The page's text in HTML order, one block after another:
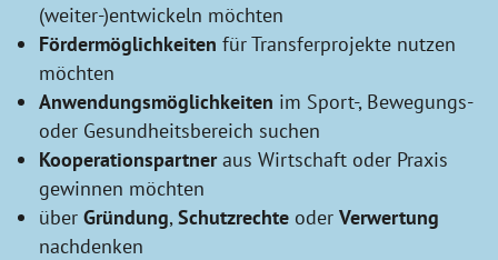
(weiter-)entwickeln möchten
Fördermöglichkeiten für Transferprojekte nutzen
möchten
Anwendungsmöglichkeiten im Sport-, Bewegungs-
oder Gesundheitsbereich suchen
Kooperationspartneraus Wirtschaft oder Praxis
gewinnen möchten
über Gründung,Schutzrechte oder Verwertung
nachdenken